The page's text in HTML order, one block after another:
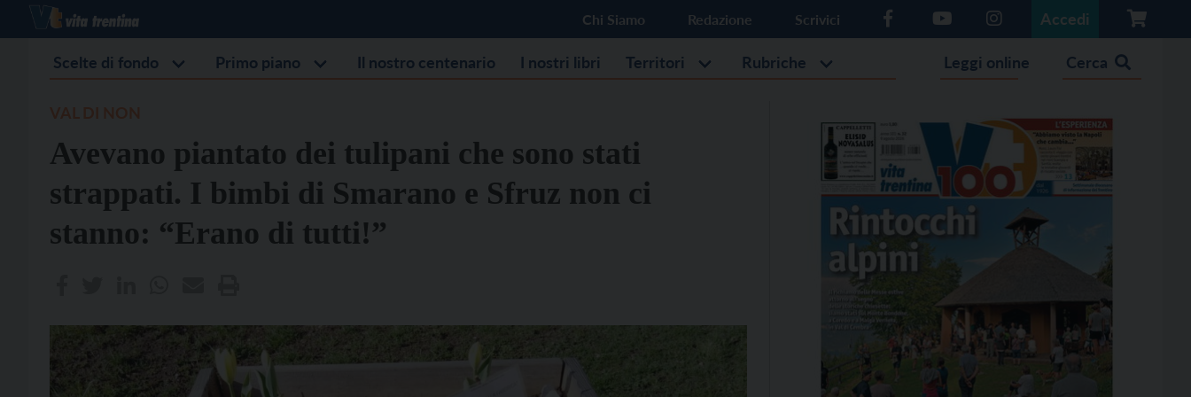
Chi Siamo Redazione Scrivici Accedi
Scelte di fondo Primo piano Il nostro centenario I nostri libri Territori Rubriche Leggi online Cerca
Avevano piantato dei tulipani che sono stati
strappati. I bimbi di Smarano e Sfruz non ci
stanno: “Erano di tutti!”